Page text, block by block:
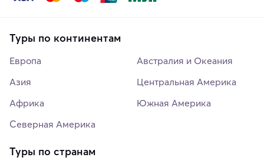
Туры по континентам
Европа
Азия
Африка
Северная Америка
Австралия и Океания
Центральная Америка
Южная Америка
Туры по странам